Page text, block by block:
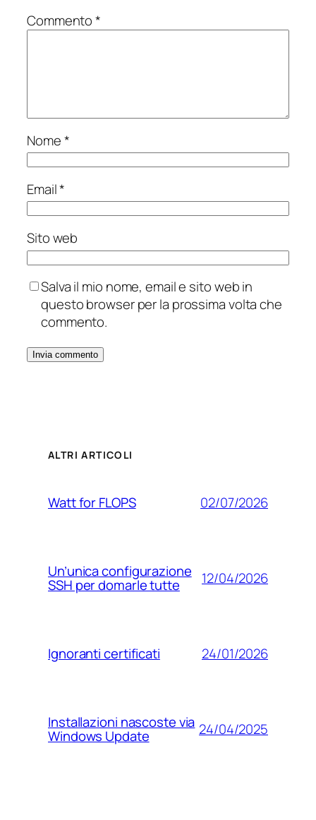
Commento*
Nome*
Email*
Sito web
Salva il mio nome, email e sito web in
questo browser per la prossima volta che
commento.
ALTRI ARTICOLI
Watt for FLOPS 02/07/2026
Un’unica configurazione
SSH per domarle tutte 12/04/2026
Ignoranti certificati 24/01/2026
Installazioni nascoste via
Windows Update 24/04/2025